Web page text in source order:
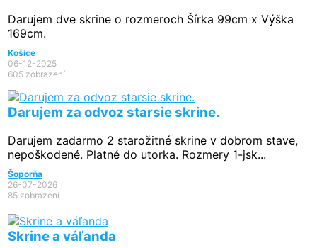
Darujem dve skrine o rozmeroch Šírka 99cm x Výška
169cm.
Košice
06-12-2025
605 zobrazení
Darujem za odvoz starsie skrine.
Darujem zadarmo 2 starožitné skrine v dobrom stave,
nepoškodené. Platné do utorka. Rozmery 1-jsk...
Šoporňa
26-07-2026
85 zobrazení
Skrine a váľanda